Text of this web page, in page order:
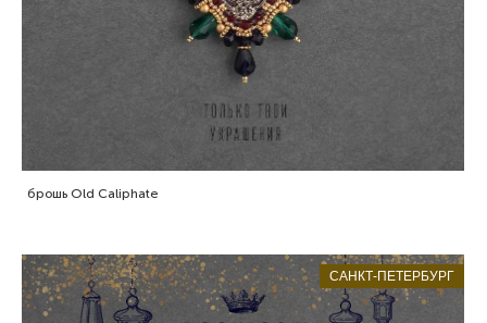
брошь Old Caliphate
САНКТ-ПЕТЕРБУРГ